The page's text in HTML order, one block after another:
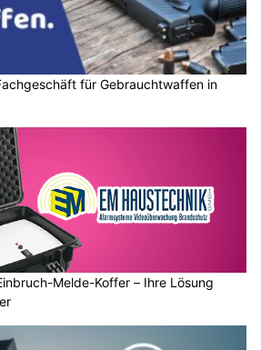
für Gebrauchtwaffen in
Melde-Koffer – Ihre Lösung